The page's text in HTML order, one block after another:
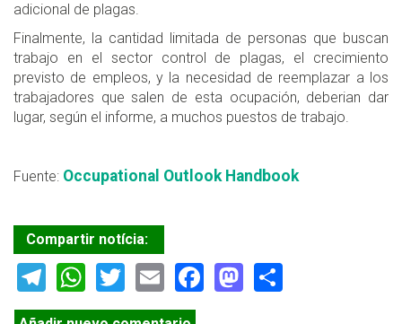
adicional de plagas.
Finalmente, la cantidad limitada de personas que buscan
trabajo en el sector control de plagas, el crecimiento
previsto de empleos, y la necesidad de reemplazar a los
trabajadores que salen de esta ocupación, deberian dar
lugar, según el informe, a muchos puestos de trabajo.
Fuente: Occupational Outlook Handbook
Compartir notícia:
Telegram
WhatsApp
TwitterEmailFacebook
Mastodon